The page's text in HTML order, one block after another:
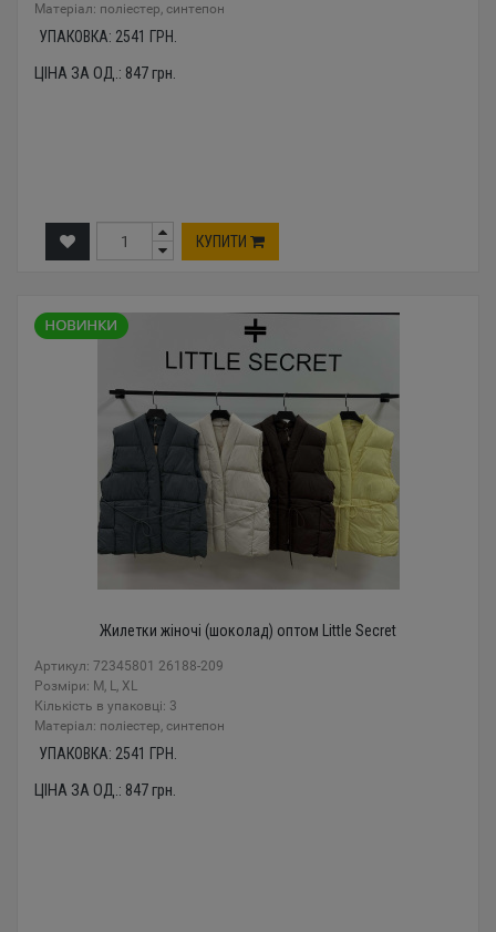
Mатеріал: поліестер, синтепон
УПАКОВКА: 2541 ГРН.
ЦІНА ЗА ОД.: 847грн.
КУПИТИ
Жилетки жіночі (шоколад) оптом Little Secret
Артикул: 72345801 26188-209
Розміри: M, L, XL
Кількість в упаковці: 3
Mатеріал: поліестер, синтепон
УПАКОВКА: 2541 ГРН.
ЦІНА ЗА ОД.: 847грн.